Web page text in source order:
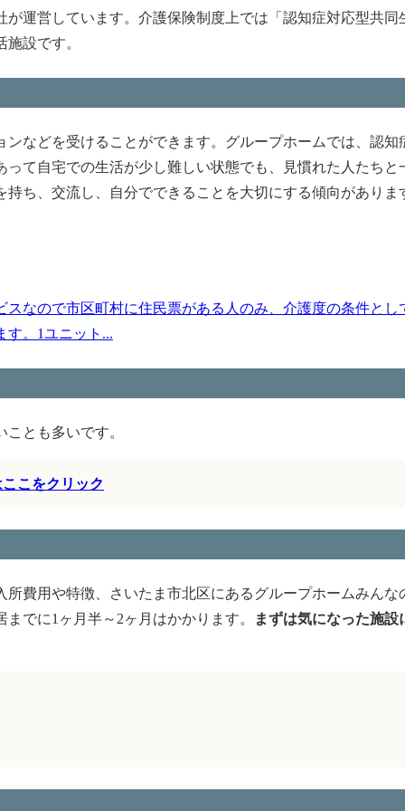
運営しています。介護保険制度上では「認知症対応型共同
設です。
などを受けることができます。グループホームでは、認知
て自宅での生活が少し難しい状態でも、見慣れた人たちと
ち、交流し、自分でできることを大切にする傾向がありま
なので市区町村に住民票がある人のみ、介護度の条件とし
す。1ユニット...
とも多いです。
こをクリック
費用や特徴、さいたま市北区にあるグループホームみんな
でに1ヶ月半～2ヶ月はかかります。
まずは気になった施設